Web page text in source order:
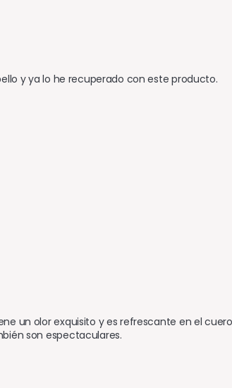
y ya lo he recuperado con este producto.
un olor exquisito y es refrescante en el
son espectaculares.